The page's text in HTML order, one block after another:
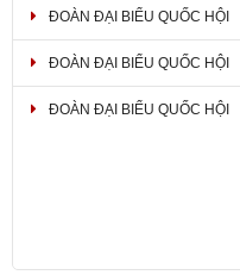
ĐOÀN ĐẠI BIỂU QUỐC HỘI
ĐOÀN ĐẠI BIỂU QUỐC HỘI
ĐOÀN ĐẠI BIỂU QUỐC HỘI